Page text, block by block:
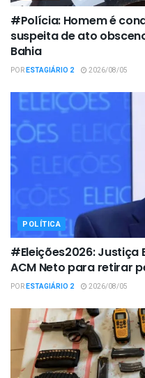
#Polícia: Homem é
suspeita de ato
Bahia
PORESTAGIÁRIO 2 2026/08/05
POLÍTICA
#Eleições2026: Justiça
ACM Neto para retirar
PORESTAGIÁRIO 2 2026/08/05